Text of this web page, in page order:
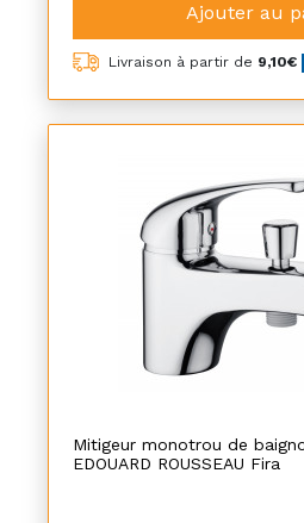
Ajouter au
Livraison à partir de 9,10€
Mitigeur monotrou de
EDOUARD ROUSSEAU Fira